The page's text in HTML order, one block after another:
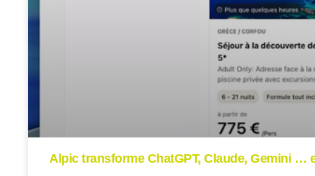
Alpic transforme ChatGPT, Claude, Gemini …